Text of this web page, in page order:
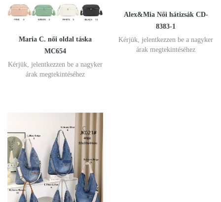
Maria C. női oldal táska
MC654
Kérjük, jelentkezzen be a nagyker
árak megtekintéséhez
Alex&Mia Női hátizsák CD-
8383-1
Kérjük, jelentkezzen be a nagyker
árak megtekintéséhez